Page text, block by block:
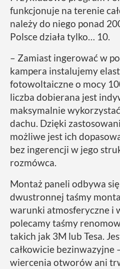
funkcjonuje na terenie
należy do niego ponad
Polsce działa tylko… 10.
– Zamiast ingerować w
kampera instalujemy
fotowoltaiczne o mocy
liczba dobierana jest
maksymalnie
dachu. Dzięki
możliwe jest ich
bez ingerencji w jego
rozmówca.
Montaż paneli odbywa
dwustronnej taśmy
warunki atmosferyczne i
polecamy taśmy
takich jak 3M lub Tesa.
całkowicie bezinwazyjne
wiercenia otworów ani